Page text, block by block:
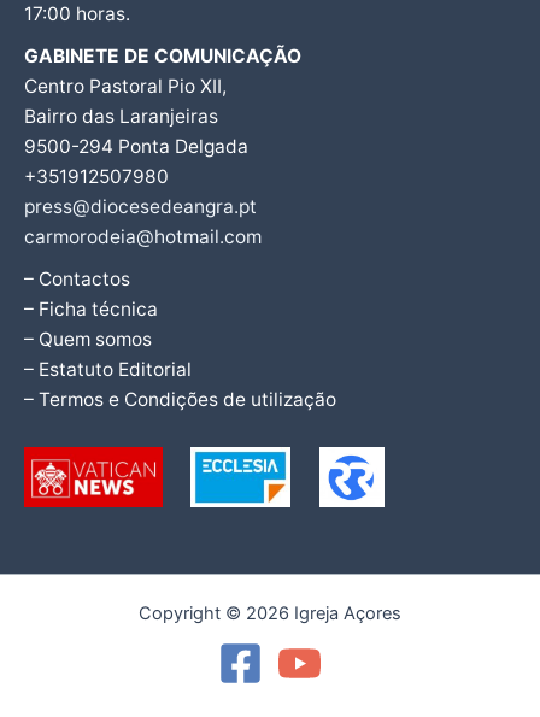
17:00 horas.
GABINETE DE COMUNICAÇÃO
Centro Pastoral Pio XII,
Bairro das Laranjeiras
9500-294 Ponta Delgada
+351912507980
press@diocesedeangra.pt
carmorodeia@hotmail.com
– Contactos
– Ficha técnica
– Quem somos
– Estatuto Editorial
– Termos e Condições de utilização
Copyright © 2026 Igreja Açores